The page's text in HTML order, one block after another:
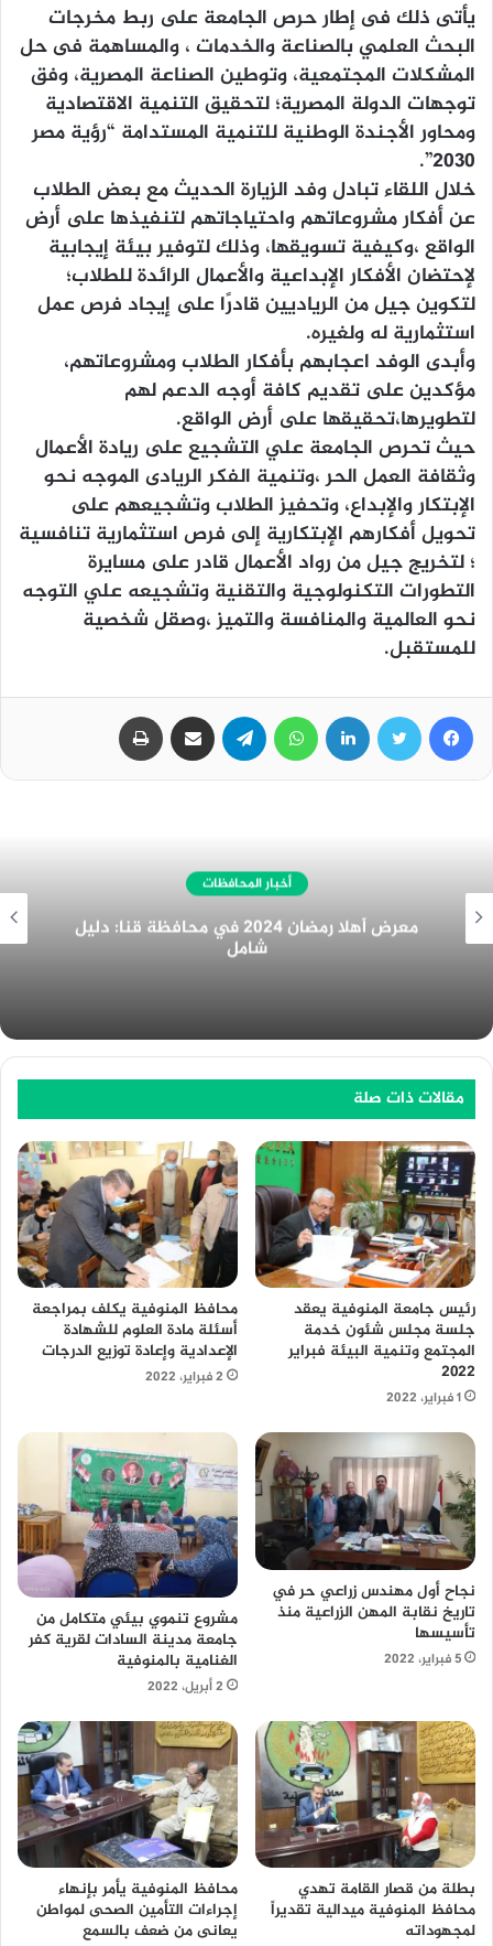
يأتى ذلك فى إطار حرص الجامعة على ربط مخرجات
البحث العلمي بالصناعة والخدمات ، والمساهمة فى حل
المشكلات المجتمعية، وتوطين الصناعة المصرية، وفق
توجهات الدولة المصرية؛ لتحقيق التنمية الاقتصادية
ومحاور الأجندة الوطنية للتنمية المستدامة “رؤية مصر
2030”.
خلال اللقاء تبادل وفد الزيارة الحديث مع بعض الطلاب
عن أفكار مشروعاتهم واحتياجاتهم لتنفيذها على أرض
الواقع ،وكيفية تسويقها، وذلك لتوفير بيئة إيجابية
لإحتضان الأفكار الإبداعية والأعمال الرائدة للطلاب؛
لتكوين جيل من الرياديين قادرًا على إيجاد فرص عمل
استثمارية له ولغيره.
وأبدى الوفد اعجابهم بأفكار الطلاب ومشروعاتهم،
مؤكدين على تقديم كافة أوجه الدعم لهم
لتطويرها،تحقيقها على أرض الواقع.
حيث تحرص الجامعة علي التشجيع على ريادة الأعمال
وثقافة العمل الحر ،وتنمية الفكر الريادى الموجه نحو
الإبتكار والإبداع، وتحفيز الطلاب وتشجيعهم على
تحويل أفكارهم الإبتكارية إلى فرص استثمارية تنافسية
؛ لتخريج جيل من رواد الأعمال قادر على مسايرة
التطورات التكنولوجية والتقنية وتشجيعه علي التوجه
نحو العالمية والمنافسة والتميز ،وصقل شخصية
للمستقبل.
أخبار المحافظات
غرفة المنيا التجارية تُهنئ الرئيس السيسي
بمناسبة الولاية الجديدة
مقالات ذات صلة
رئيس جامعة المنوفية يعقد
جلسة مجلس شئون خدمة
المجتمع وتنمية البيئة فبراير
٢٠٢٢
1 فبراير، 2022
محافظ المنوفية يكلف بمراجعة
أسئلة مادة العلوم للشهادة
الإعدادية وإعادة توزيع الدرجات
2 فبراير، 2022
نجاح أول مهندس زراعي حر في
تاريخ نقابة المهن الزراعية منذ
تأسيسها
5 فبراير، 2022
مشروع تنموي بيئي متكامل من
جامعة مدينة السادات لقرية كفر
الغنامية بالمنوفية
2 أبريل، 2022
بطلة من قصار القامة تهدي
محافظ المنوفية ميدالية تقديراً
لمجهوداته
محافظ المنوفية يأمر بإنهاء
إجراءات التأمين الصحى لمواطن
يعانى من ضعف بالسمع